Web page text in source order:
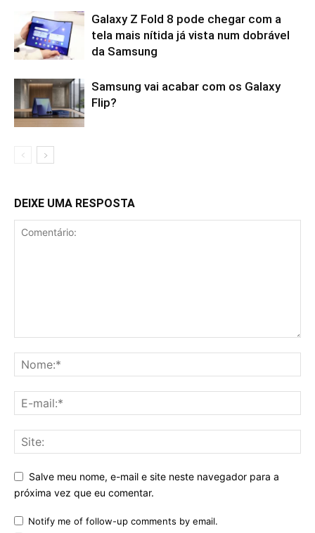
Galaxy Z Fold 8 pode chegar com a
tela mais nítida já vista num dobrável
da Samsung
Samsung vai acabar com os Galaxy
Flip?
DEIXE UMA RESPOSTA
Salve meu nome, e-mail e site neste navegador para a
próxima vez que eu comentar.
Notify me of follow-up comments by email.